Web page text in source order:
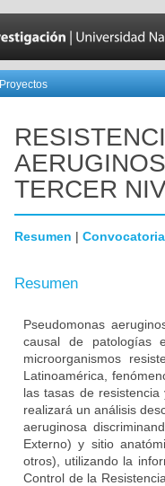
Proyectos
TERCER
Resumen | Convocatoria
Resumen
Pseudomonas
causal de patologías
microorganismos
Latinoamérica,
las tasas de
realizará un análisis
aeruginosa
Externo) y sitio
otros), utilizando la
Control de la